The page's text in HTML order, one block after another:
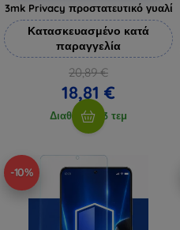
3mk Privacy προστατευτικό γυαλί
Κατασκευασμένο κατά
παραγγελία
20,89 €
18,81 €
Διαθέσιμο 3 τεμ
-10%